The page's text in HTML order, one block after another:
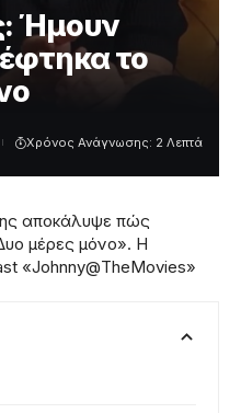
Ήμουν
το
Χρόνος Ανάγνωσης: 2 Λεπτά
αποκάλυψε πώς
μέρες μόνο». Η
«Johnny@TheMovies»